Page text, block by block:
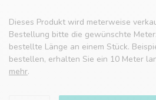
Dieses Produkt wird meterweise
Bestellung bitte die gewünschte
bestellte Länge an einem Stück.
bestellen, erhalten Sie ein 10 Meter
mehr.